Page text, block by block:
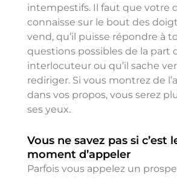
intempestifs. Il faut que votre
connaisse sur le bout des
vend, qu’il puisse répondre à
questions possibles de la part
interlocuteur ou qu’il sache
rediriger. Si vous montrez de
dans vos propos, vous serez
ses yeux.
Vous ne savez pas si c’est
moment d’appeler
Parfois vous appelez un